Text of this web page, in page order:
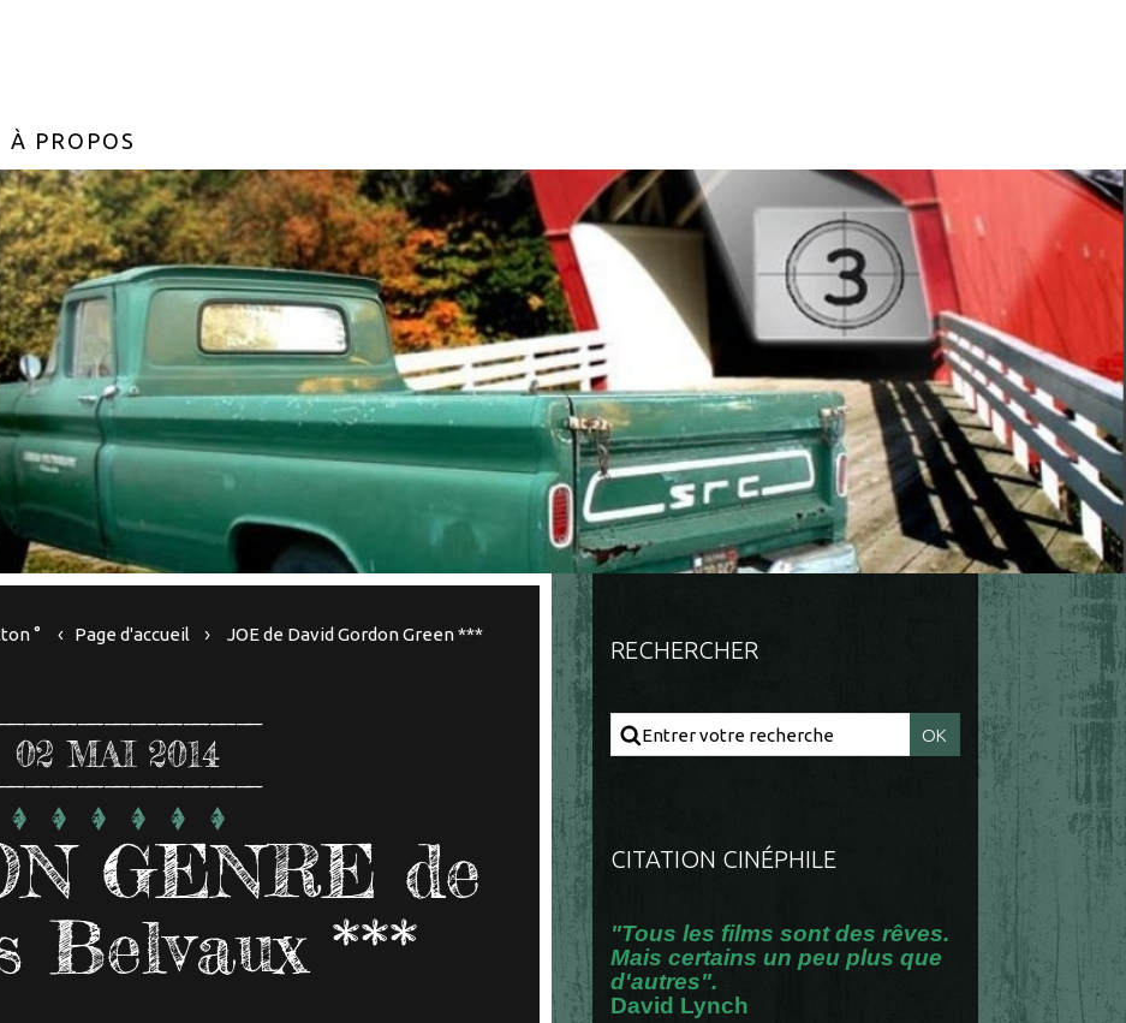
À PROPOS
° Page d'accueil JOE de David Gordon Green ***
02 MAI 2014
GENRE de
Belvaux ***
RECHERCHER
CITATION CINÉPHILE
"Tous les films sont des rêves.
Mais certains un peu plus que
d'autres".
David Lynch